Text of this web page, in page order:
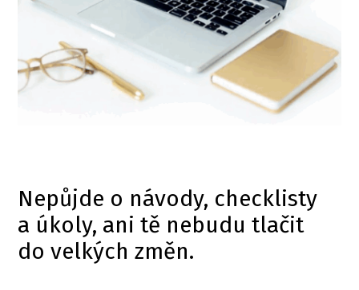
Nepůjde o návody, checklisty
a úkoly, ani tě nebudu tlačit
do velkých změn.